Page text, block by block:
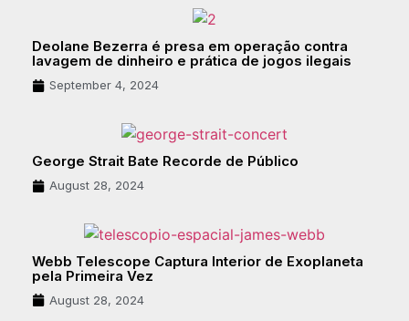
Deolane Bezerra é presa em operação contra
lavagem de dinheiro e prática de jogos ilegais
September 4, 2024
George Strait Bate Recorde de Público
August 28, 2024
Webb Telescope Captura Interior de Exoplaneta
pela Primeira Vez
August 28, 2024